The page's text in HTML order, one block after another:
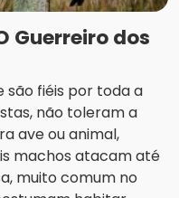
Guerreiro dos
são fiéis por toda a
não toleram a
ave ou animal,
machos atacam até
muito comum no